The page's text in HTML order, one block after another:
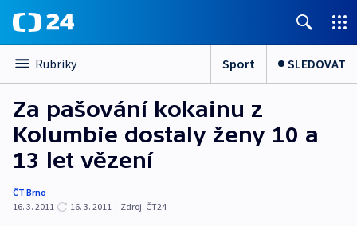
Rubriky Sport SLEDOVAT
Za pašování kokainu z
Kolumbie dostaly ženy 10 a
13 let vězení
ČT Brno
16. 3. 2011
16. 3. 2011 | Zdroj: ČT24